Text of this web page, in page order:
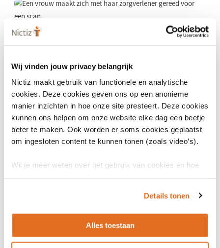
Wij vinden jouw privacy belangrijk
Nictiz maakt gebruik van functionele en analytische
cookies. Deze cookies geven ons op een anonieme
manier inzichten in hoe onze site presteert. Deze cookies
kunnen ons helpen om onze website elke dag een beetje
beter te maken. Ook worden er soms cookies geplaatst
om ingesloten content te kunnen tonen (zoals video’s).
Wil je meer weten over het gebruik van cookies en hoe
Details tonen
Alles toestaan
23 april 2024
regie
informatievoorziening in borstkankerzorg schreven Nictiz en
IKNL een knelpuntanalyse.
HUISARTSEN SECTOR KETENZORG SECTOR
VERPLEEGKUNDIGE ZORG SECTOR
Direct inzicht met gratis tool Zelfscan
Deze gratis online tool geeft zorgorganisaties inzicht in waar
eOverdracht.